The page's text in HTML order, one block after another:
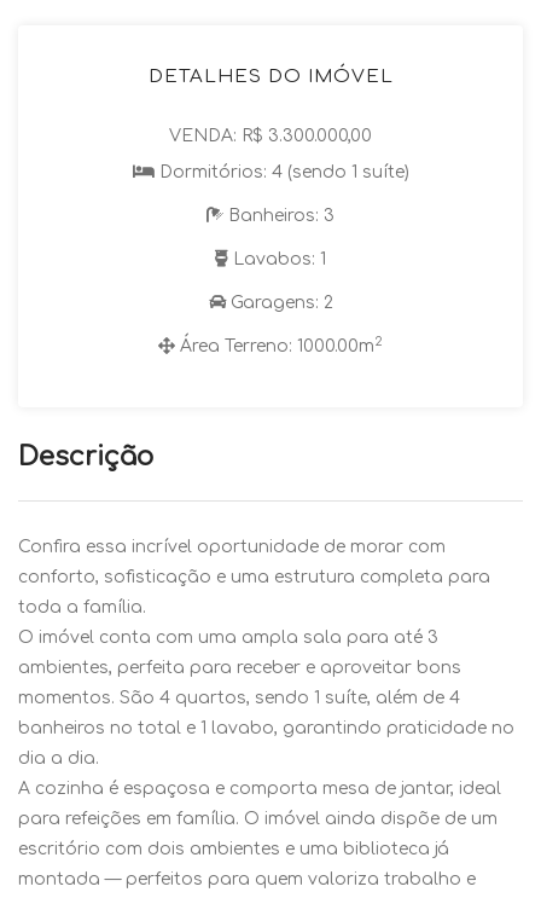
DETALHES DO IMÓVEL
VENDA: R$ 3.300.000,00
Dormitórios: 4 (sendo 1 suíte)
Banheiros: 3
Lavabos: 1
Garagens: 2
Área Terreno: 1000.00m2
Descrição
Confira essa incrível oportunidade de morar com
conforto, sofisticação e uma estrutura completa para
toda a família.
O imóvel conta com uma ampla sala para até 3
ambientes, perfeita para receber e aproveitar bons
momentos. São 4 quartos, sendo 1 suíte, além de 4
banheiros no total e 1 lavabo, garantindo praticidade no
dia a dia.
A cozinha é espaçosa e comporta mesa de jantar, ideal
para refeições em família. O imóvel ainda dispõe de um
escritório com dois ambientes e uma biblioteca já
montada — perfeitos para quem valoriza trabalho e